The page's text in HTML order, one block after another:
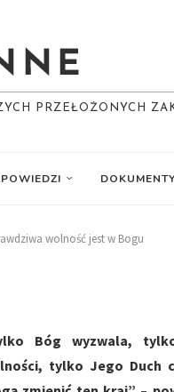
PRZEŁOŻONYCH
wolność jest w Bogu
Bóg wyzwala,
tylko Jego Duch